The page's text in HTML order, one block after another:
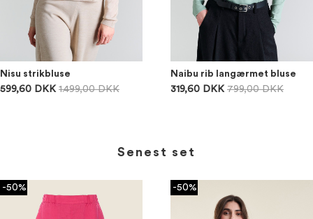
Nisu strikbluse
599,60 DKK 1.499,00 DKK
Naibu rib langærmet bluse
319,60 DKK 799,00 DKK
Senest set
-50% -50%